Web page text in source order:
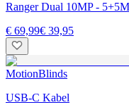
Ranger Dual 10MP -
€ 69,99€ 39,95
MotionBlinds
USB-C Kabel